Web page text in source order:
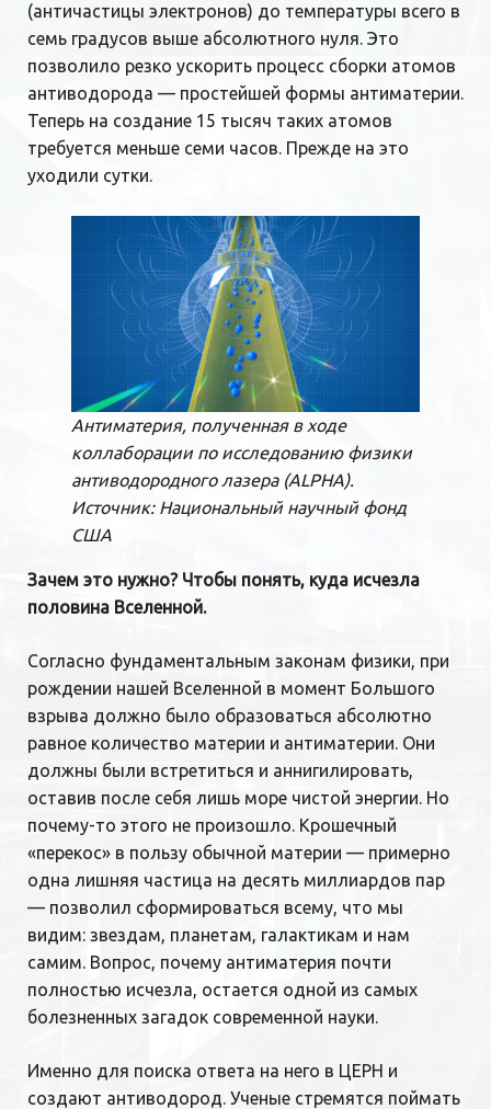
(античастицы электронов) до температуры всего в
семь градусов выше абсолютного нуля. Это
позволило резко ускорить процесс сборки атомов
антиводорода — простейшей формы антиматерии.
Теперь на создание 15 тысяч таких атомов
требуется меньше семи часов. Прежде на это
уходили сутки.
Антиматерия, полученная в ходе
коллаборации по исследованию физики
антиводородного лазера (ALPHA).
Источник: Национальный научный фонд
США
Зачем это нужно? Чтобы понять, куда исчезла
половина Вселенной.
Согласно фундаментальным законам физики, при
рождении нашей Вселенной в момент Большого
взрыва должно было образоваться абсолютно
равное количество материи и антиматерии. Они
должны были встретиться и аннигилировать,
оставив после себя лишь море чистой энергии. Но
почему-то этого не произошло. Крошечный
«перекос» в пользу обычной материи — примерно
одна лишняя частица на десять миллиардов пар
— позволил сформироваться всему, что мы
видим: звездам, планетам, галактикам и нам
самим. Вопрос, почему антиматерия почти
полностью исчезла, остается одной из самых
болезненных загадок современной науки.
Именно для поиска ответа на него в ЦЕРН и
создают антиводород. Ученые стремятся поймать